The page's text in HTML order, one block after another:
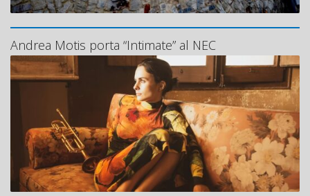
Andrea Motis porta “Intimate” al NEC